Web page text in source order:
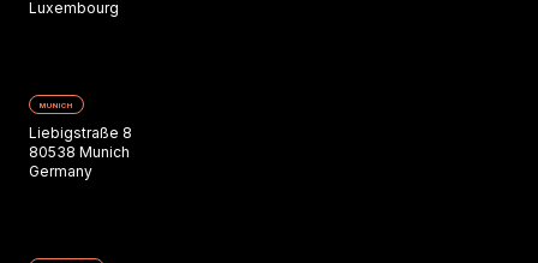
Luxembourg
MUNICH
Liebigstraße 8
80538 Munich
Germany